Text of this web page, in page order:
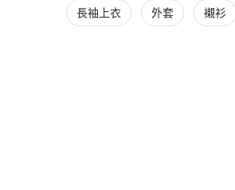
更多Versace 男裝相似商品推薦
長袖上衣 外套 襯衫